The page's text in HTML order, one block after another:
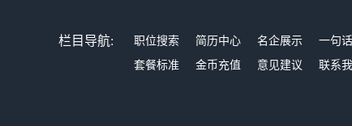
栏目导航: 职位搜索 简历中心 名企展示 一句
套餐标准
金币充值 意见建议 联系我